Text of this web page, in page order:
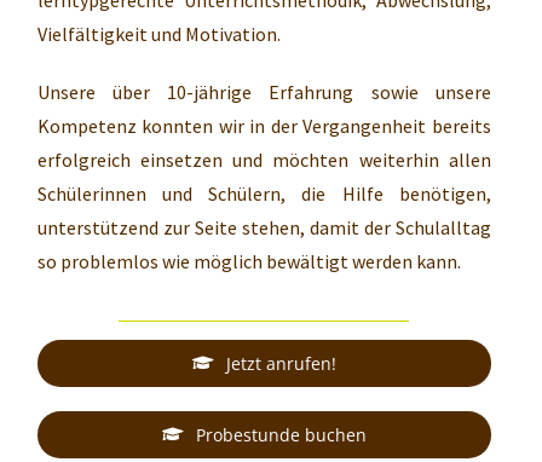
Vielfältigkeit und Motivation.
Unsere über 10-jährige Erfahrung sowie unsere
Kompetenz konnten wir in der Vergangenheit bereits
erfolgreich einsetzen und möchten weiterhin allen
Schülerinnen und Schülern, die Hilfe benötigen,
unterstützend zur Seite stehen, damit der Schulalltag
so problemlos wie möglich bewältigt werden kann.
Jetzt anrufen!
Probestunde buchen